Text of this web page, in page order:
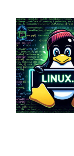
innehåll